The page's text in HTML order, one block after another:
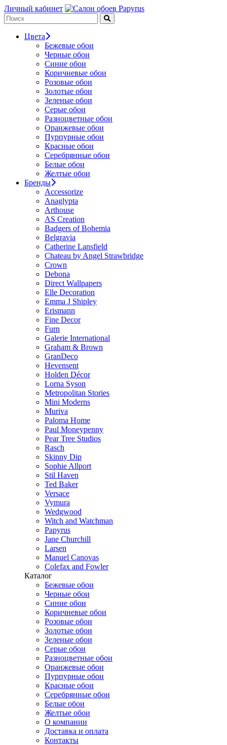
Личный кабинет
Цвета
Бежевые обои
Черные обои
Синие обои
Коричневые обои
Розовые обои
Золотые обои
Зеленые обои
Серые обои
Разноцветные обои
Оранжевые обои
Пурпурные обои
Красные обои
Серебрянные обои
Белые обои
Желтые обои
Бренды
Accessorize
Anaglypta
Arthouse
AS Creation
Badgers of Bohemia
Belgravia
Catherine Lansfield
Chateau by Angel Strawbridge
Crown
Debona
Direct Wallpapers
Elle Decoration
Emma J Shipley
Erismann
Fine Decor
Furn
Galerie International
Graham & Brown
GranDeco
Hevensent
Holden Décor
Lorna Syson
Metropolitan Stories
Mini Moderns
Muriva
Paloma Home
Paul Moneypenny
Pear Tree Studios
Rasch
Skinny Dip
Sophie Allport
Stil Haven
Ted Baker
Versace
Vymura
Wedgwood
Witch and Watchman
Papyrus
Jane Churchill
Larsen
Manuel Canovas
Colefax and Fowler
Каталог
Бежевые обои
Черные обои
Синие обои
Коричневые обои
Розовые обои
Золотые обои
Зеленые обои
Серые обои
Разноцветные обои
Оранжевые обои
Пурпурные обои
Красные обои
Серебрянные обои
Белые обои
Желтые обои
О компании
Доставка и оплата
Контакты